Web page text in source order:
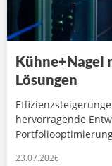
Kühne+Nagel
Lösungen
hervorragende
23.07.2026